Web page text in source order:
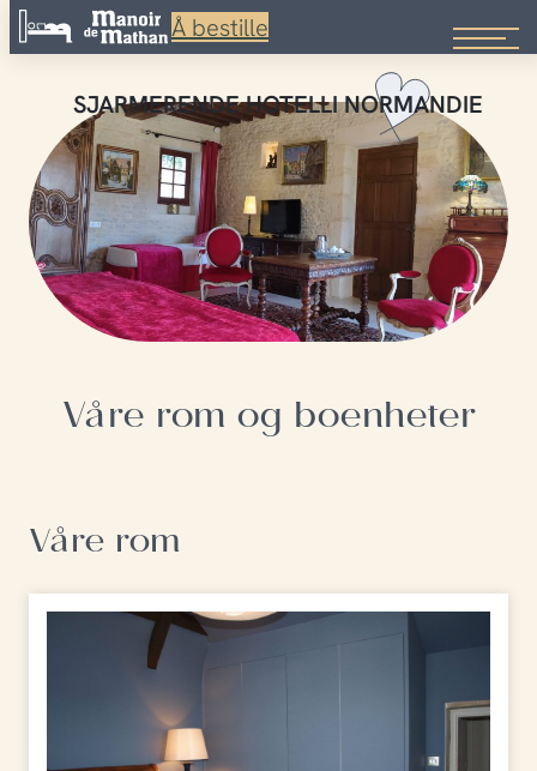
innhold
Å bestille
SJARMERENDE HOTELLI NORMANDIE
Våre rom og boenheter
Våre rom